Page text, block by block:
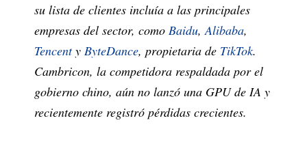
su lista de clientes incluía a las principales
empresas del sector, como Baidu, Alibaba,
Tencenty ByteDance, propietaria de TikTok.
Cambricon, la competidora respaldada por el
gobierno chino, aún no lanzó una GPU de IA y
recientemente registró pérdidas crecientes.